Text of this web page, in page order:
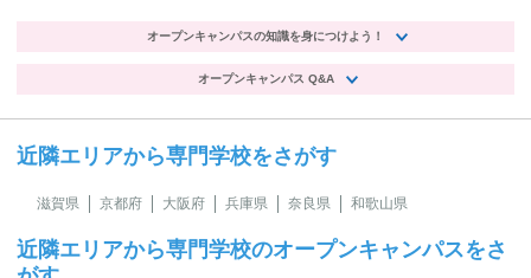
オープンキャンパスの知識を身につけよう！
オープンキャンパス Q&A
近隣エリアから専門学校をさがす
滋賀県 京都府 大阪府 兵庫県 奈良県 和歌山県
近隣エリアから専門学校のオープンキャンパスをさ